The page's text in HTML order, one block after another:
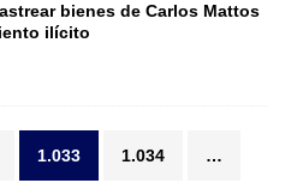
bienes de Carlos Mattos
ilícito
1.033 1.034 …